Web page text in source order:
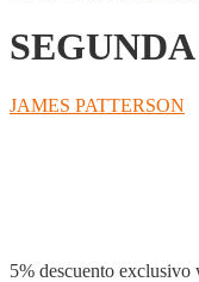
JAMES PATTERSON
5% descuento exclusivo